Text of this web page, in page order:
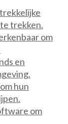
trekken.
om
en
hun
om